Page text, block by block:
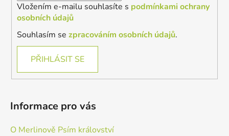
Vložením e-mailu souhlasíte s podmínkami ochrany
osobních údajů
Souhlasím se zpracováním osobních údajů.
PŘIHLÁSIT SE
Informace pro vás
O Merlinově Psím království